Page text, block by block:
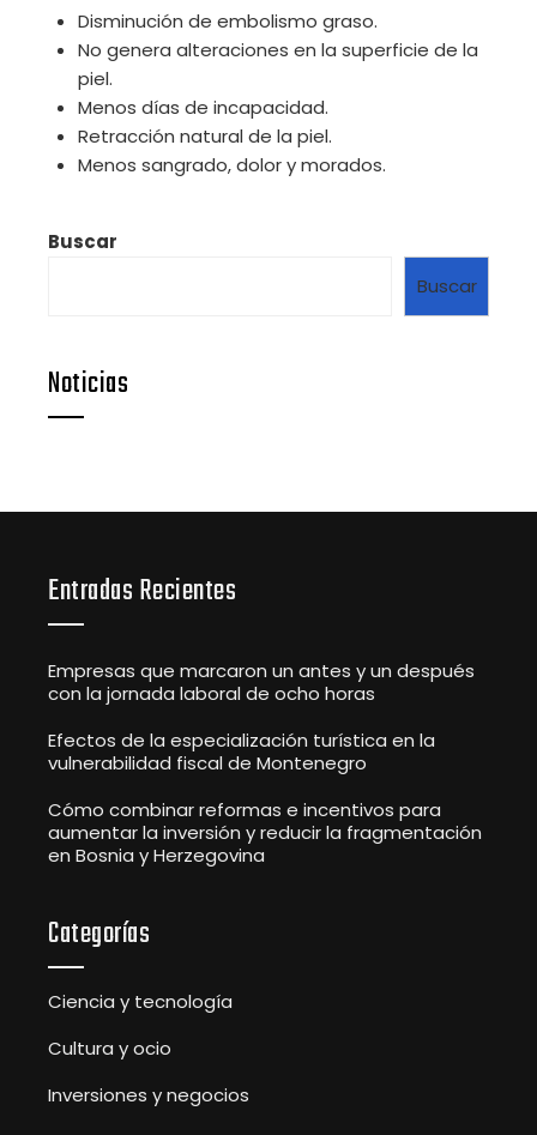
Disminución de embolismo graso.
No genera alteraciones en la superficie de la
piel.
Menos días de incapacidad.
Retracción natural de la piel.
Menos sangrado, dolor y morados.
Buscar
Buscar
Noticias
Entradas Recientes
Empresas que marcaron un antes y un después
con la jornada laboral de ocho horas
Efectos de la especialización turística en la
vulnerabilidad fiscal de Montenegro
Cómo combinar reformas e incentivos para
aumentar la inversión y reducir la fragmentación
en Bosnia y Herzegovina
Categorías
Ciencia y tecnología
Cultura y ocio
Inversiones y negocios